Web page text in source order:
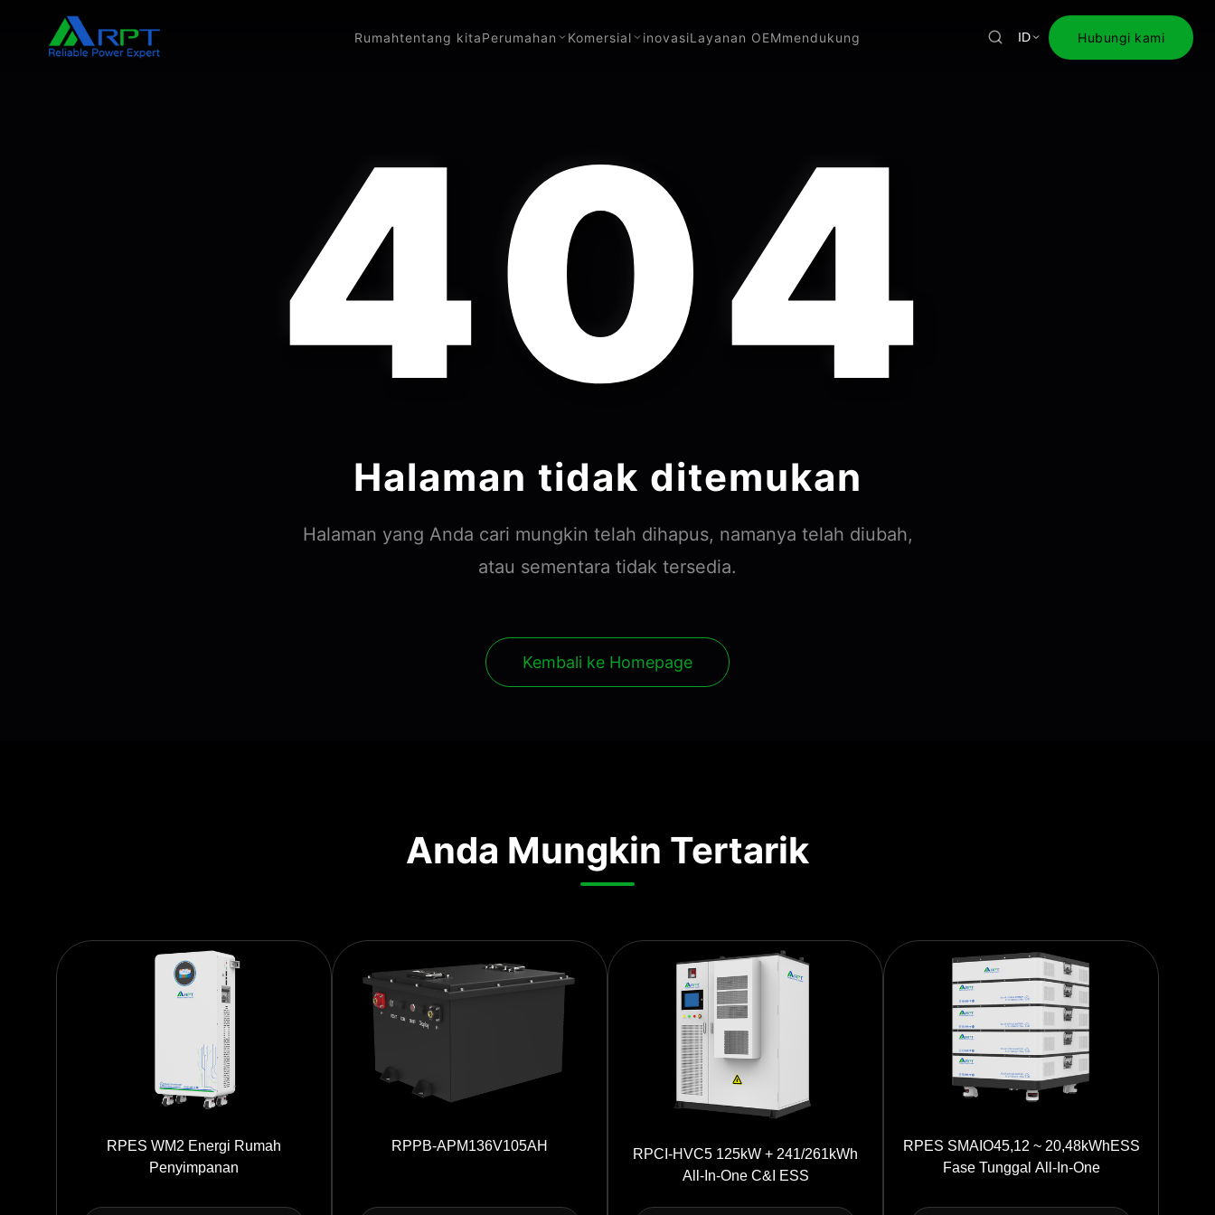
Rumahtentang kitaPerumahan Komersial inovasiLayanan OEMmendukung ID Hubungi kami
404
Halaman tidak ditemukan
Halaman yang Anda cari mungkin telah dihapus, namanya telah diubah,
atau sementara tidak tersedia.
Kembali ke Homepage
Anda Mungkin Tertarik
RPES WM2 Energi Rumah
Penyimpanan
RPPB-APM136V105AH
RPCI-HVC5 125kW + 241/261kWh
All-In-One C&I ESS
RPES SMAIO45,12 ~ 20,48kWhESS
Fase Tunggal All-In-One